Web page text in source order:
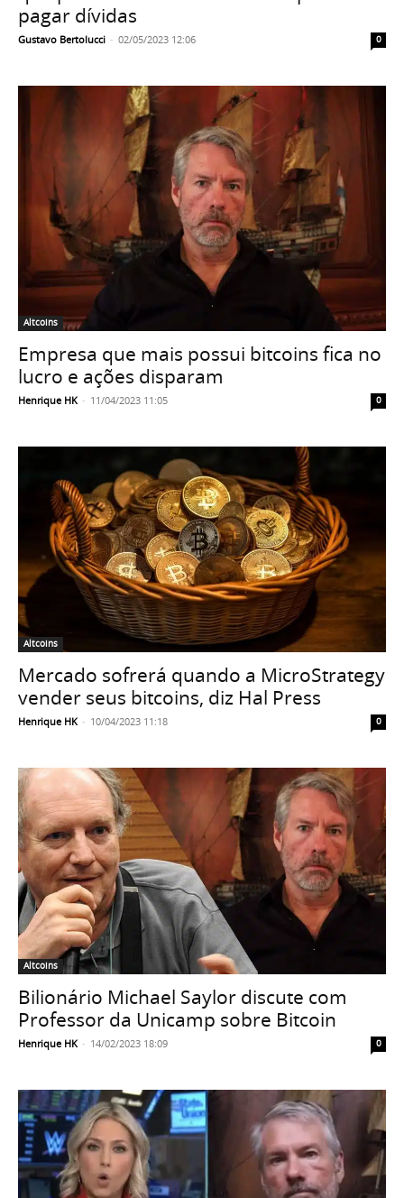
pagar dívidas
Gustavo Bertolucci - 02/05/2023 12:06 0
Altcoins
Empresa que mais possui bitcoins fica no
lucro e ações disparam
Henrique HK - 11/04/2023 11:05 0
Altcoins
Mercado sofrerá quando a MicroStrategy
vender seus bitcoins, diz Hal Press
Henrique HK - 10/04/2023 11:18 0
Altcoins
Bilionário Michael Saylor discute com
Professor da Unicamp sobre Bitcoin
Henrique HK - 14/02/2023 18:09 0